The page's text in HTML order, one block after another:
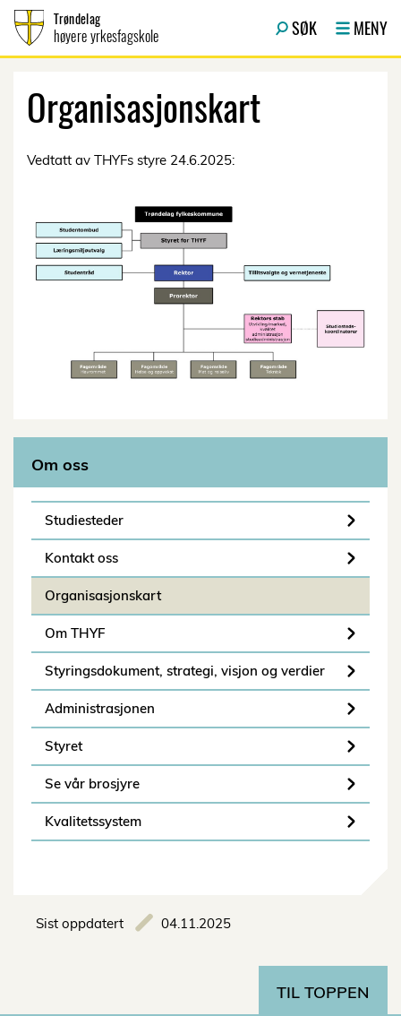
Trøndelag
høyere yrkesfagskole SØK MENY
Organisasjonskart
Vedtatt av THYFs styre 24.6.2025:
Om oss
Studiesteder
Kontakt oss
Organisasjonskart
Om THYF
Styringsdokument, strategi, visjon og verdier
Administrasjonen
Styret
Se vår brosjyre
Kvalitetssystem
Sist oppdatert 04.11.2025
TIL TOPPEN